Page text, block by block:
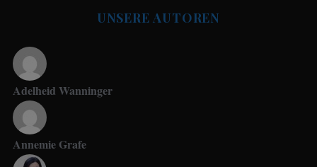
UNSERE AUTOREN
Adelheid Wanninger
Annemie Grafe